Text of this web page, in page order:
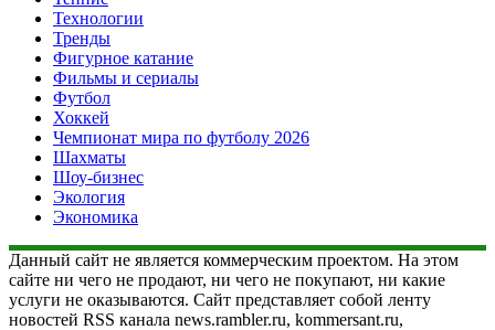
Технологии
Тренды
Фигурное катание
Фильмы и сериалы
Футбол
Хоккей
Чемпионат мира по футболу 2026
Шахматы
Шоу-бизнес
Экология
Экономика
Данный сайт не является коммерческим проектом. На этом
сайте ни чего не продают, ни чего не покупают, ни какие
услуги не оказываются. Сайт представляет собой ленту
новостей RSS канала news.rambler.ru, kommersant.ru,